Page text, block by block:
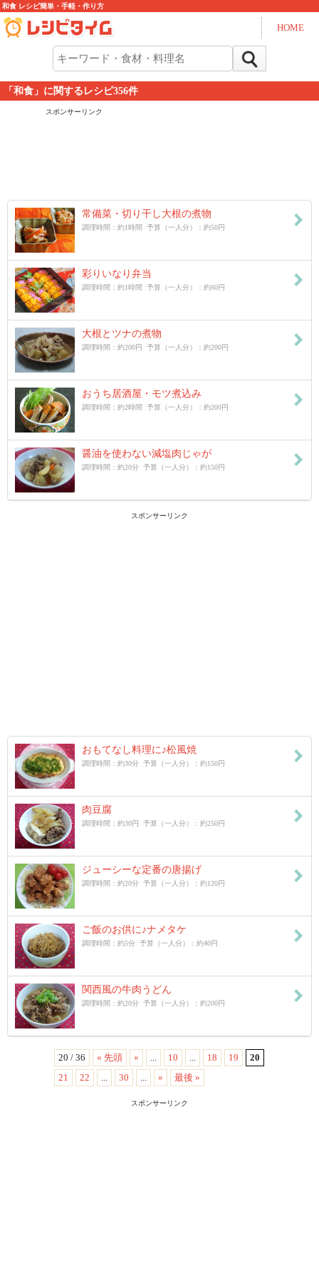
和食 レシピ簡単・手軽・作り方
HOME
「和食」に関するレシピ356件
スポンサーリンク
常備菜・切り干し大根の煮物
調理時間：約1時間 予算（一人分）：約50円
彩りいなり弁当
調理時間：約1時間 予算（一人分）：約60円
大根とツナの煮物
調理時間：約200円 予算（一人分）：約200円
おうち居酒屋・モツ煮込み
調理時間：約2時間 予算（一人分）：約200円
醤油を使わない減塩肉じゃが
調理時間：約20分 予算（一人分）：約150円
スポンサーリンク
おもてなし料理に♪松風焼
調理時間：約30分 予算（一人分）：約150円
肉豆腐
調理時間：約30円 予算（一人分）：約250円
ジューシーな定番の唐揚げ
調理時間：約20分 予算（一人分）：約120円
ご飯のお供に♪ナメタケ
調理時間：約5分 予算（一人分）：約40円
関西風の牛肉うどん
調理時間：約20分 予算（一人分）：約200円
20 / 36 « 先頭 « ... 10 ... 18 19
20
21
22 ... 30 ... » 最後 »
スポンサーリンク